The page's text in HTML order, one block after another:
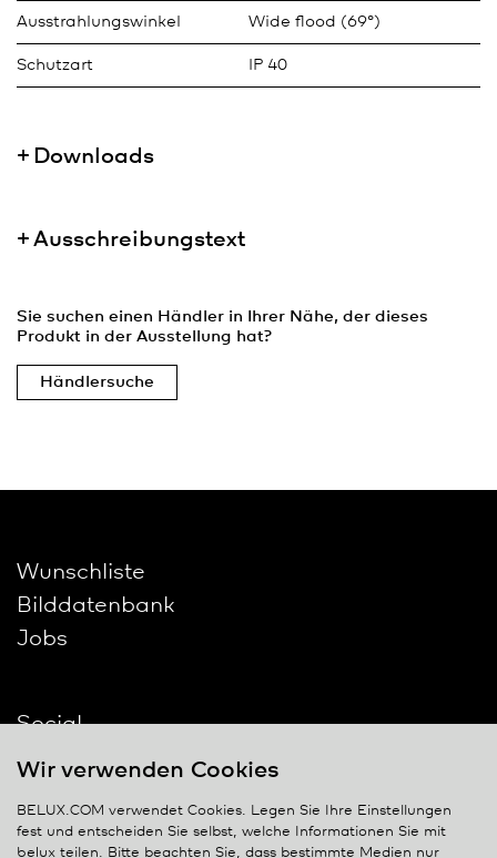
Ausstrahlungswinkel Wide flood (69°)
Schutzart IP 40
Downloads
Ausschreibungstext
Sie suchen einen Händler in Ihrer Nähe, der dieses
Produkt in der Ausstellung hat?
Händlersuche
Wunschliste
Bilddatenbank
Jobs
Social
Wir verwenden Cookies
BELUX.COM verwendet Cookies. Legen Sie Ihre Einstellungen
fest und entscheiden Sie selbst, welche Informationen Sie mit
belux teilen. Bitte beachten Sie, dass bestimmte Medien nur